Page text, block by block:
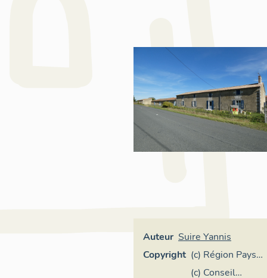
Auteur Suire Yannis
Copyright (c) Région Pays
de la Loire -
(c) Conseil